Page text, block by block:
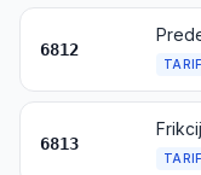
6812
6813